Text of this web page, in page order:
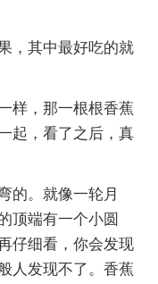
，其中最好吃的就
样，那一根根香蕉
起，看了之后，真
的。就像一轮月
顶端有一个小圆
仔细看，你会发现
人发现不了。香蕉